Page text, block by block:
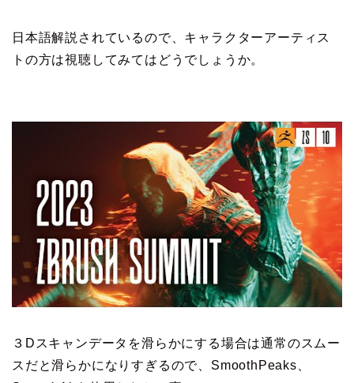
日本語解説されているので、キャラクターアーティス
トの方は視聴してみてはどうでしょうか。
３Dスキャンデータを滑らかにする場合は通常のスムー
スだと滑らかになりすぎるので、SmoothPeaks、